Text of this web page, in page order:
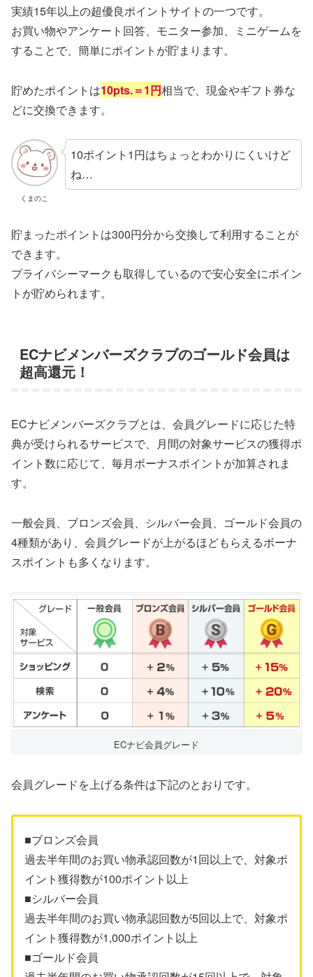
実績15年以上の超優良ポイントサイトの一つです。
お買い物やアンケート回答、モニター参加、ミニゲームを
することで、簡単にポイントが貯まります。
貯めたポイントは10pts.＝1円相当で、現金やギフト券な
どに交換できます。
くまのこ
10ポイント1円はちょっとわかりにくいけど
ね…
貯まったポイントは300円分から交換して利用することが
できます。
プライバシーマークも取得しているので安心安全にポイン
トが貯められます。
ECナビメンバーズクラブのゴールド会員は
超高還元！
ECナビメンバーズクラブとは、会員グレードに応じた特
典が受けられるサービスで、月間の対象サービスの獲得ポ
イント数に応じて、毎月ボーナスポイントが加算されま
す。
一般会員、ブロンズ会員、シルバー会員、ゴールド会員の
4種類があり、会員グレードが上がるほどもらえるボーナ
スポイントも多くなります。
ECナビ会員グレード
会員グレードを上げる条件は下記のとおりです。
■ブロンズ会員
過去半年間のお買い物承認回数が1回以上で、対象ポ
イント獲得数が100ポイント以上
■シルバー会員
過去半年間のお買い物承認回数が5回以上で、対象ポ
イント獲得数が1,000ポイント以上
■ゴールド会員